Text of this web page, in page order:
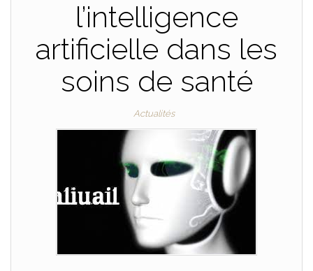
l’intelligence
artificielle dans les
soins de santé
Actualités